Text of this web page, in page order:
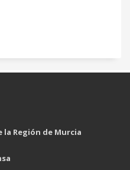
Región de Murcia